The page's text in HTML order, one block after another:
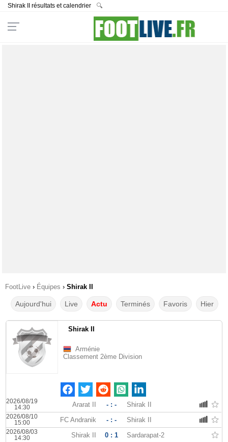
Shirak II résultats et calendrier 🔍
FootLive › Équipes › Shirak II
Aujourd'hui Live Actu Terminés Favoris Hier
Shirak II
Arménie
Classement 2ème Division
2026/08/19
14:30
Ararat II - : - Shirak II
2026/08/10
15:00
FC Andranik - : - Shirak II
2026/08/03
14:30
Shirak II 0 : 1 Sardarapat-2